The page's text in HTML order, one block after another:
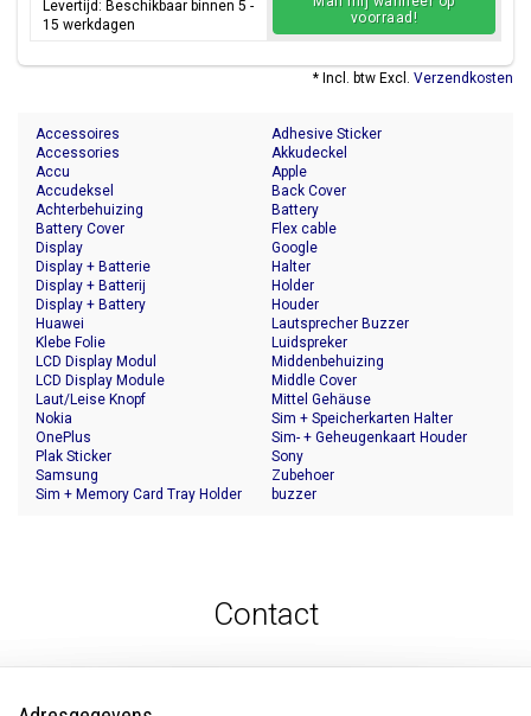
Levertijd: Beschikbaar binnen 5 -
15 werkdagen
voorraad!
* Incl. btw Excl. Verzendkosten
Accessoires
Accessories
Accu
Accudeksel
Achterbehuizing
Adhesive Sticker
Akkudeckel
Apple
Back Cover
Battery
Battery Cover
Display
Display + Batterie
Display + Batterij
Display + Battery
Flex cable
Google
Halter
Holder
Houder
Huawei
Klebe Folie
LCD Display Modul
LCD Display Module
Laut/Leise Knopf
Lautsprecher Buzzer
Luidspreker
Middenbehuizing
Middle Cover
Mittel Gehäuse
Nokia
OnePlus
Plak Sticker
Samsung
Sim + Memory Card Tray Holder
Sim + Speicherkarten Halter
Sim- + Geheugenkaart Houder
Sony
Zubehoer
buzzer
Contact